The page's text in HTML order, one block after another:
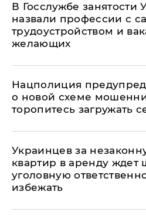
В Госслужбе занятости
назвали профессии с
трудоустройством и
желающих
Нацполиция
о новой схеме
торопитесь загружать
Украинцев за
квартир в аренду ждет
уголовную
избежать